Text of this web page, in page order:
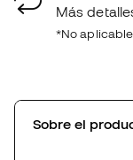
Más
*No
Sobre el